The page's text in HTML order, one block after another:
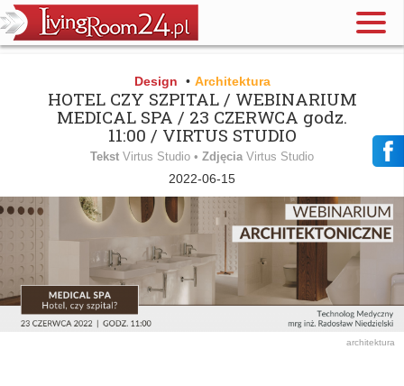
Design • Architektura
HOTEL CZY SZPITAL / WEBINARIUM
MEDICAL SPA / 23 CZERWCA godz.
11:00 / VIRTUS STUDIO
Tekst Virtus Studio • Zdjęcia Virtus Studio
2022-06-15
architektura